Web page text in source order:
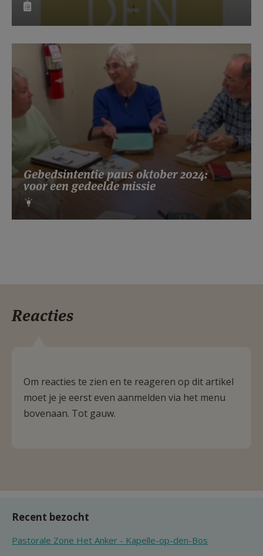
Gebedsintentie paus oktober 2024:
voor een gedeelde missie
Reacties
Om reacties te zien en te reageren op dit artikel
moet je je eerst even aanmelden via het menu
bovenaan. Tot gauw.
Recent bezocht
Pastorale Zone Het Anker - Kapelle-op-den-Bos